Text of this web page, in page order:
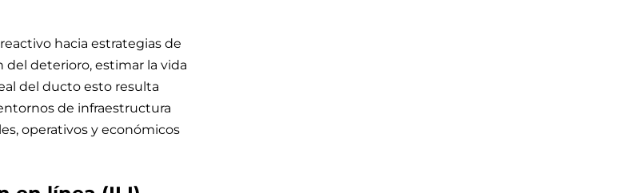
hacia estrategias de
deterioro, estimar la vida
del ducto esto resulta
de infraestructura
operativos y económicos